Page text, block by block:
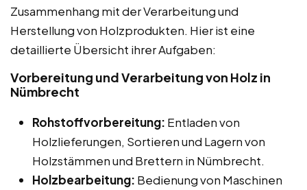
Zusammenhang mit der Verarbeitung und
Herstellung von Holzprodukten. Hier ist eine
detaillierte Übersicht ihrer Aufgaben:
Vorbereitung und Verarbeitung von Holz in
Nümbrecht
Rohstoffvorbereitung: Entladen von
Holzlieferungen, Sortieren und Lagern von
Holzstämmen und Brettern in Nümbrecht.
Holzbearbeitung: Bedienung von Maschinen